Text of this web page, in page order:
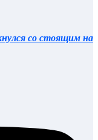
со стоящим на